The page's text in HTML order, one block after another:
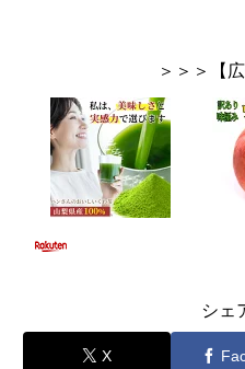
＞＞＞【
シェ
X